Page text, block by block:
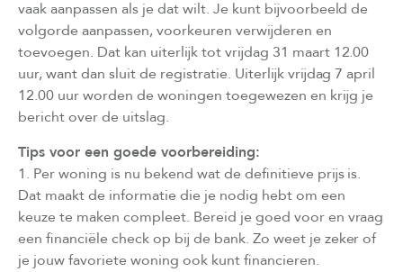
vaak aanpassen als je dat wilt. Je kunt bijvoorbeeld de
volgorde aanpassen, voorkeuren verwijderen en
toevoegen. Dat kan uiterlijk tot vrijdag 31 maart 12.00
uur, want dan sluit de registratie. Uiterlijk vrijdag 7 april
12.00 uur worden de woningen toegewezen en krijg je
bericht over de uitslag.
Tips voor een goede voorbereiding:
1. Per woning is nu bekend wat de definitieve prijs is.
Dat maakt de informatie die je nodig hebt om een
keuze te maken compleet. Bereid je goed voor en vraag
een financiële check op bij de bank. Zo weet je zeker of
je jouw favoriete woning ook kunt financieren.